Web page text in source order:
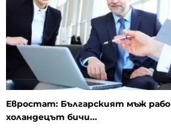
Евростат: Българският мъж
холандецът бичи...